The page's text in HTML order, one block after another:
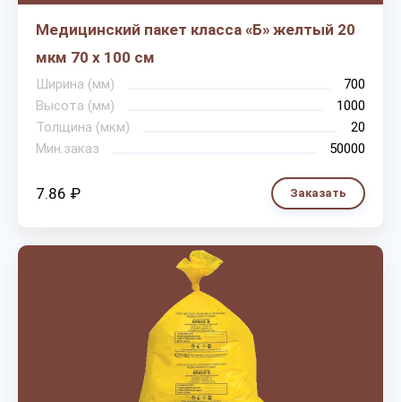
Медицинский пакет класса «Б» желтый 20
мкм 70 х 100 см
Ширина (мм)
700
Высота (мм)
1000
Толщина (мкм)
20
Мин.заказ
50000
7.86 ₽ Заказать